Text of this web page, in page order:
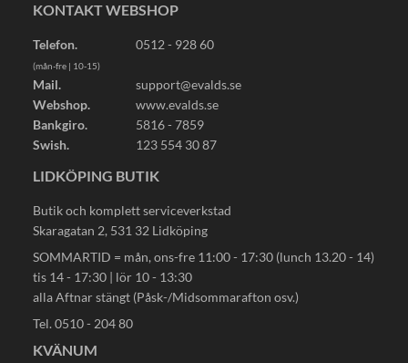
KONTAKT WEBSHOP
Telefon. 0512 - 928 60
(mån-fre | 10-15)
Mail.
support@evalds.se
Webshop.
www.evalds.se
Bankgiro.
5816 - 7859
Swish.
123 554 30 87
LIDKÖPING BUTIK
Butik och komplett serviceverkstad
Skaragatan 2, 531 32 Lidköping
SOMMARTID = mån, ons-fre 11:00 - 17:30 (lunch 13.20 - 14)
tis 14 - 17:30 | lör 10 - 13:30
alla Aftnar stängt (Påsk-/Midsommarafton osv.)
Tel. 0510 - 204 80
KVÄNUM